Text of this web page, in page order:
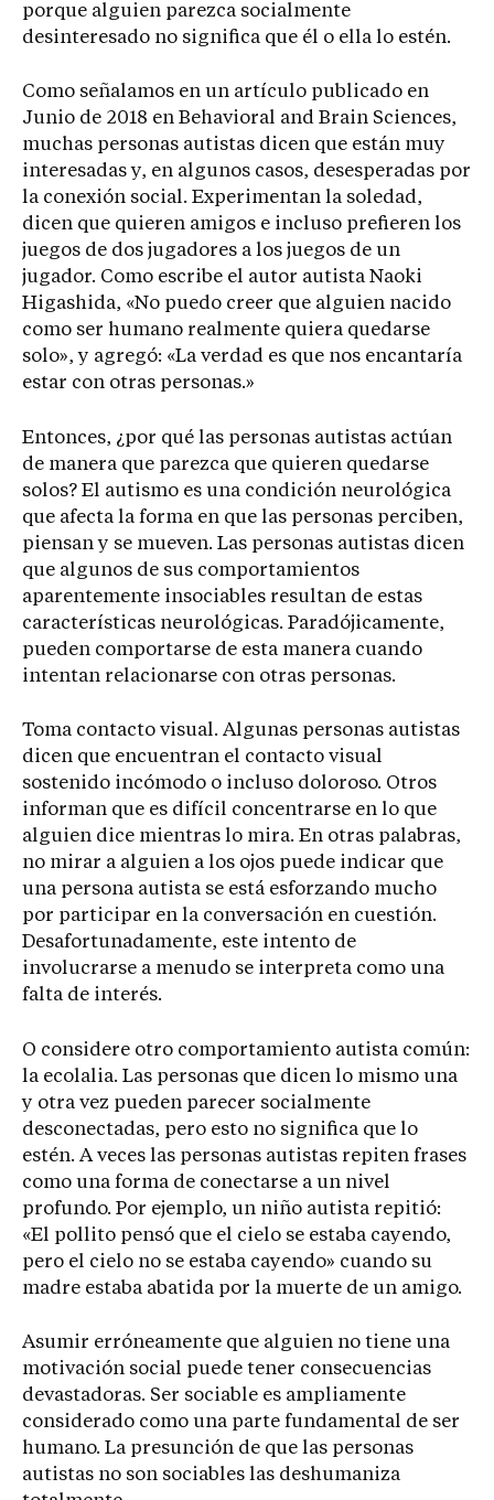
porque alguien parezca socialmente
desinteresado no significa que él o ella lo estén.
Como señalamos en un artículo publicado en
Junio de 2018 en Behavioral and Brain Sciences,
muchas personas autistas dicen que están muy
interesadas y, en algunos casos, desesperadas por
la conexión social. Experimentan la soledad,
dicen que quieren amigos e incluso prefieren los
juegos de dos jugadores a los juegos de un
jugador. Como escribe el autor autista Naoki
Higashida, «No puedo creer que alguien nacido
como ser humano realmente quiera quedarse
solo», y agregó: «La verdad es que nos encantaría
estar con otras personas.»
Entonces, ¿por qué las personas autistas actúan
de manera que parezca que quieren quedarse
solos? El autismo es una condición neurológica
que afecta la forma en que las personas perciben,
piensan y se mueven. Las personas autistas dicen
que algunos de sus comportamientos
aparentemente insociables resultan de estas
características neurológicas. Paradójicamente,
pueden comportarse de esta manera cuando
intentan relacionarse con otras personas.
Toma contacto visual. Algunas personas autistas
dicen que encuentran el contacto visual
sostenido incómodo o incluso doloroso. Otros
informan que es difícil concentrarse en lo que
alguien dice mientras lo mira. En otras palabras,
no mirar a alguien a los ojos puede indicar que
una persona autista se está esforzando mucho
por participar en la conversación en cuestión.
Desafortunadamente, este intento de
involucrarse a menudo se interpreta como una
falta de interés.
O considere otro comportamiento autista común:
la ecolalia. Las personas que dicen lo mismo una
y otra vez pueden parecer socialmente
desconectadas, pero esto no significa que lo
estén. A veces las personas autistas repiten frases
como una forma de conectarse a un nivel
profundo. Por ejemplo, un niño autista repitió:
«El pollito pensó que el cielo se estaba cayendo,
pero el cielo no se estaba cayendo» cuando su
madre estaba abatida por la muerte de un amigo.
Asumir erróneamente que alguien no tiene una
motivación social puede tener consecuencias
devastadoras. Ser sociable es ampliamente
considerado como una parte fundamental de ser
humano. La presunción de que las personas
autistas no son sociables las deshumaniza